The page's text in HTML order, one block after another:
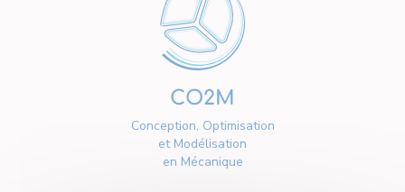
CO2M
Conception, Optimisation
et Modélisation
en Mécanique